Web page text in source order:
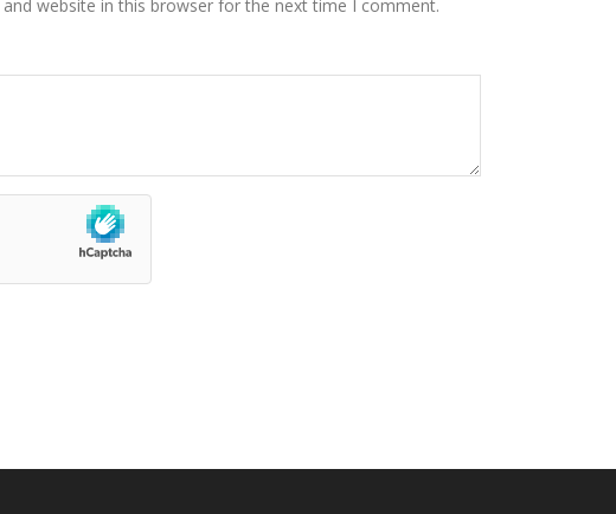
website in this browser for the next time I comment.